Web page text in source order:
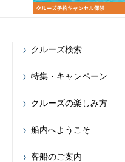
クルーズ検索
特集・キャンペーン
クルーズの楽しみ方
船内へようこそ
客船のご案内